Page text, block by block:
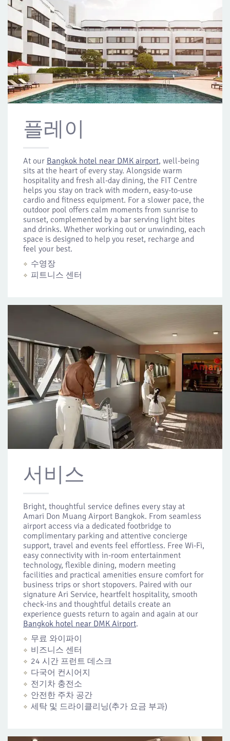
플레이
At our Bangkok hotel near DMK airport, well-being
sits at the heart of every stay. Alongside warm
hospitality and fresh all-day dining, the FIT Centre
helps you stay on track with modern, easy-to-use
cardio and fitness equipment. For a slower pace, the
outdoor pool offers calm moments from sunrise to
sunset, complemented by a bar serving light bites
and drinks. Whether working out or unwinding, each
space is designed to help you reset, recharge and
feel your best.
수영장
피트니스 센터
서비스
Bright, thoughtful service defines every stay at
Amari Don Muang Airport Bangkok. From seamless
airport access via a dedicated footbridge to
complimentary parking and attentive concierge
support, travel and events feel effortless. Free Wi-Fi,
easy connectivity with in-room entertainment
technology, flexible dining, modern meeting
facilities and practical amenities ensure comfort for
business trips or short stopovers. Paired with our
signature Ari Service, heartfelt hospitality, smooth
check-ins and thoughtful details create an
experience guests return to again and again at our
Bangkok hotel near DMK Airport.
무료 와이파이
비즈니스 센터
24 시간 프런트 데스크
다국어 컨시어지
전기차 충전소
안전한 주차 공간
세탁 및 드라이클리닝(추가 요금 부과)